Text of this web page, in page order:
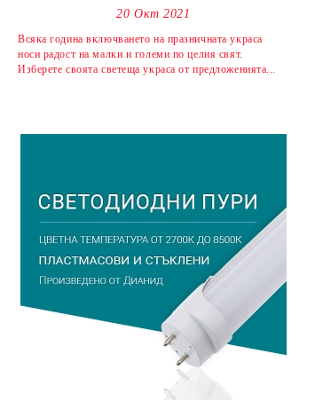
20 Окт 2021
Всяка година включването на празничната украса
носи радост на малки и големи по целия свят.
Изберете своята светеща украса от предложенията...